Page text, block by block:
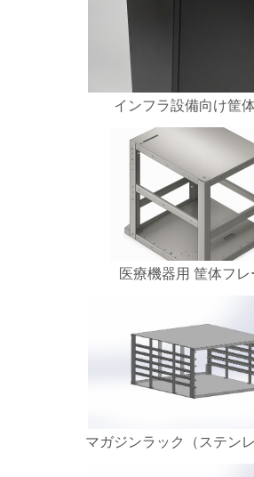
インフラ設備向け筐
医療機器用 筐体フレ
マガジンラック（ステンレ